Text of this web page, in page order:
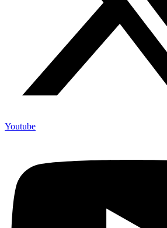
Youtube